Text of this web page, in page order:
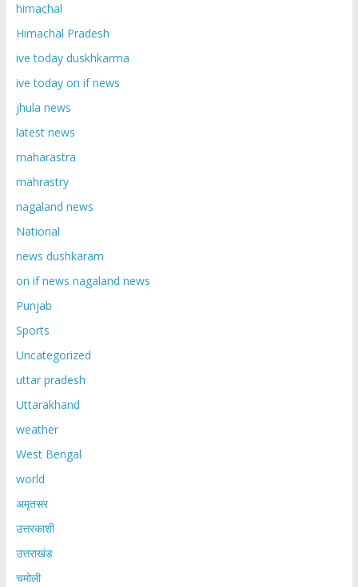
himachal
Himachal Pradesh
ive today duskhkarma
ive today on if news
jhula news
latest news
maharastra
mahrastry
nagaland news
National
news dushkaram
on if news nagaland news
Punjab
Sports
Uncategorized
uttar pradesh
Uttarakhand
weather
West Bengal
world
अमृतसर
उत्तरकाशी
उत्तराखंड
चमोली